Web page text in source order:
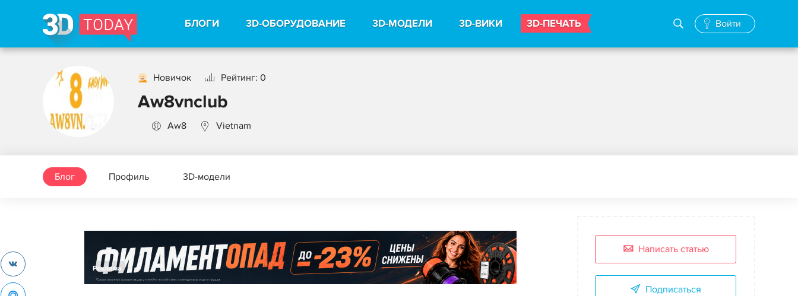
БЛОГИ 3D-ОБОРУДОВАНИЕ 3D-МОДЕЛИ 3D-ВИКИ 3D-ПЕЧАТЬ Войти
Новичок Рейтинг: 0
Aw8vnclub
Aw8 Vietnam
Блог Профиль 3D-модели
Реклама
Написать статью
Подписаться